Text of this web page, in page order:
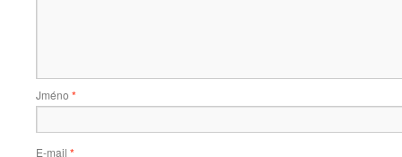
Jméno *
E-mail *